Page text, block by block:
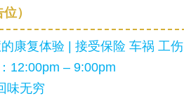
）
康复体验 | 接受保险 车祸 工伤
12:00pm – 9:00pm
味无穷